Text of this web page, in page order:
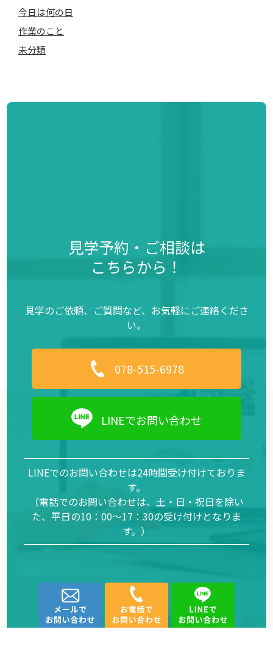
今日は何の日
作業のこと
未分類
見学予約・ご相談は
こちらから！
見学のご依頼、ご質問など、お気軽にご連絡くださ
い。
078-515-6978
LINEでお問い合わせ
LINEでのお問い合わせは24時間受け付けておりま
す。
（電話でのお問い合わせは、土・日・祝日を除い
た、平日の10：00～17：30の受け付けとなりま
す。）